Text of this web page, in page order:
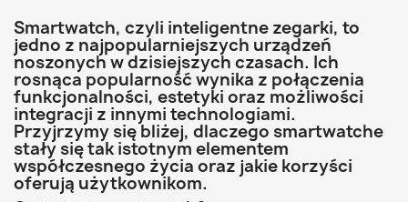
Smartwatch, czyli inteligentne zegarki, to
jedno z najpopularniejszych urządzeń
noszonych w dzisiejszych czasach. Ich
rosnąca popularność wynika z połączenia
funkcjonalności, estetyki oraz możliwości
integracji z innymi technologiami.
Przyjrzymy się bliżej, dlaczego smartwatche
stały się tak istotnym elementem
współczesnego życia oraz jakie korzyści
oferują użytkownikom.